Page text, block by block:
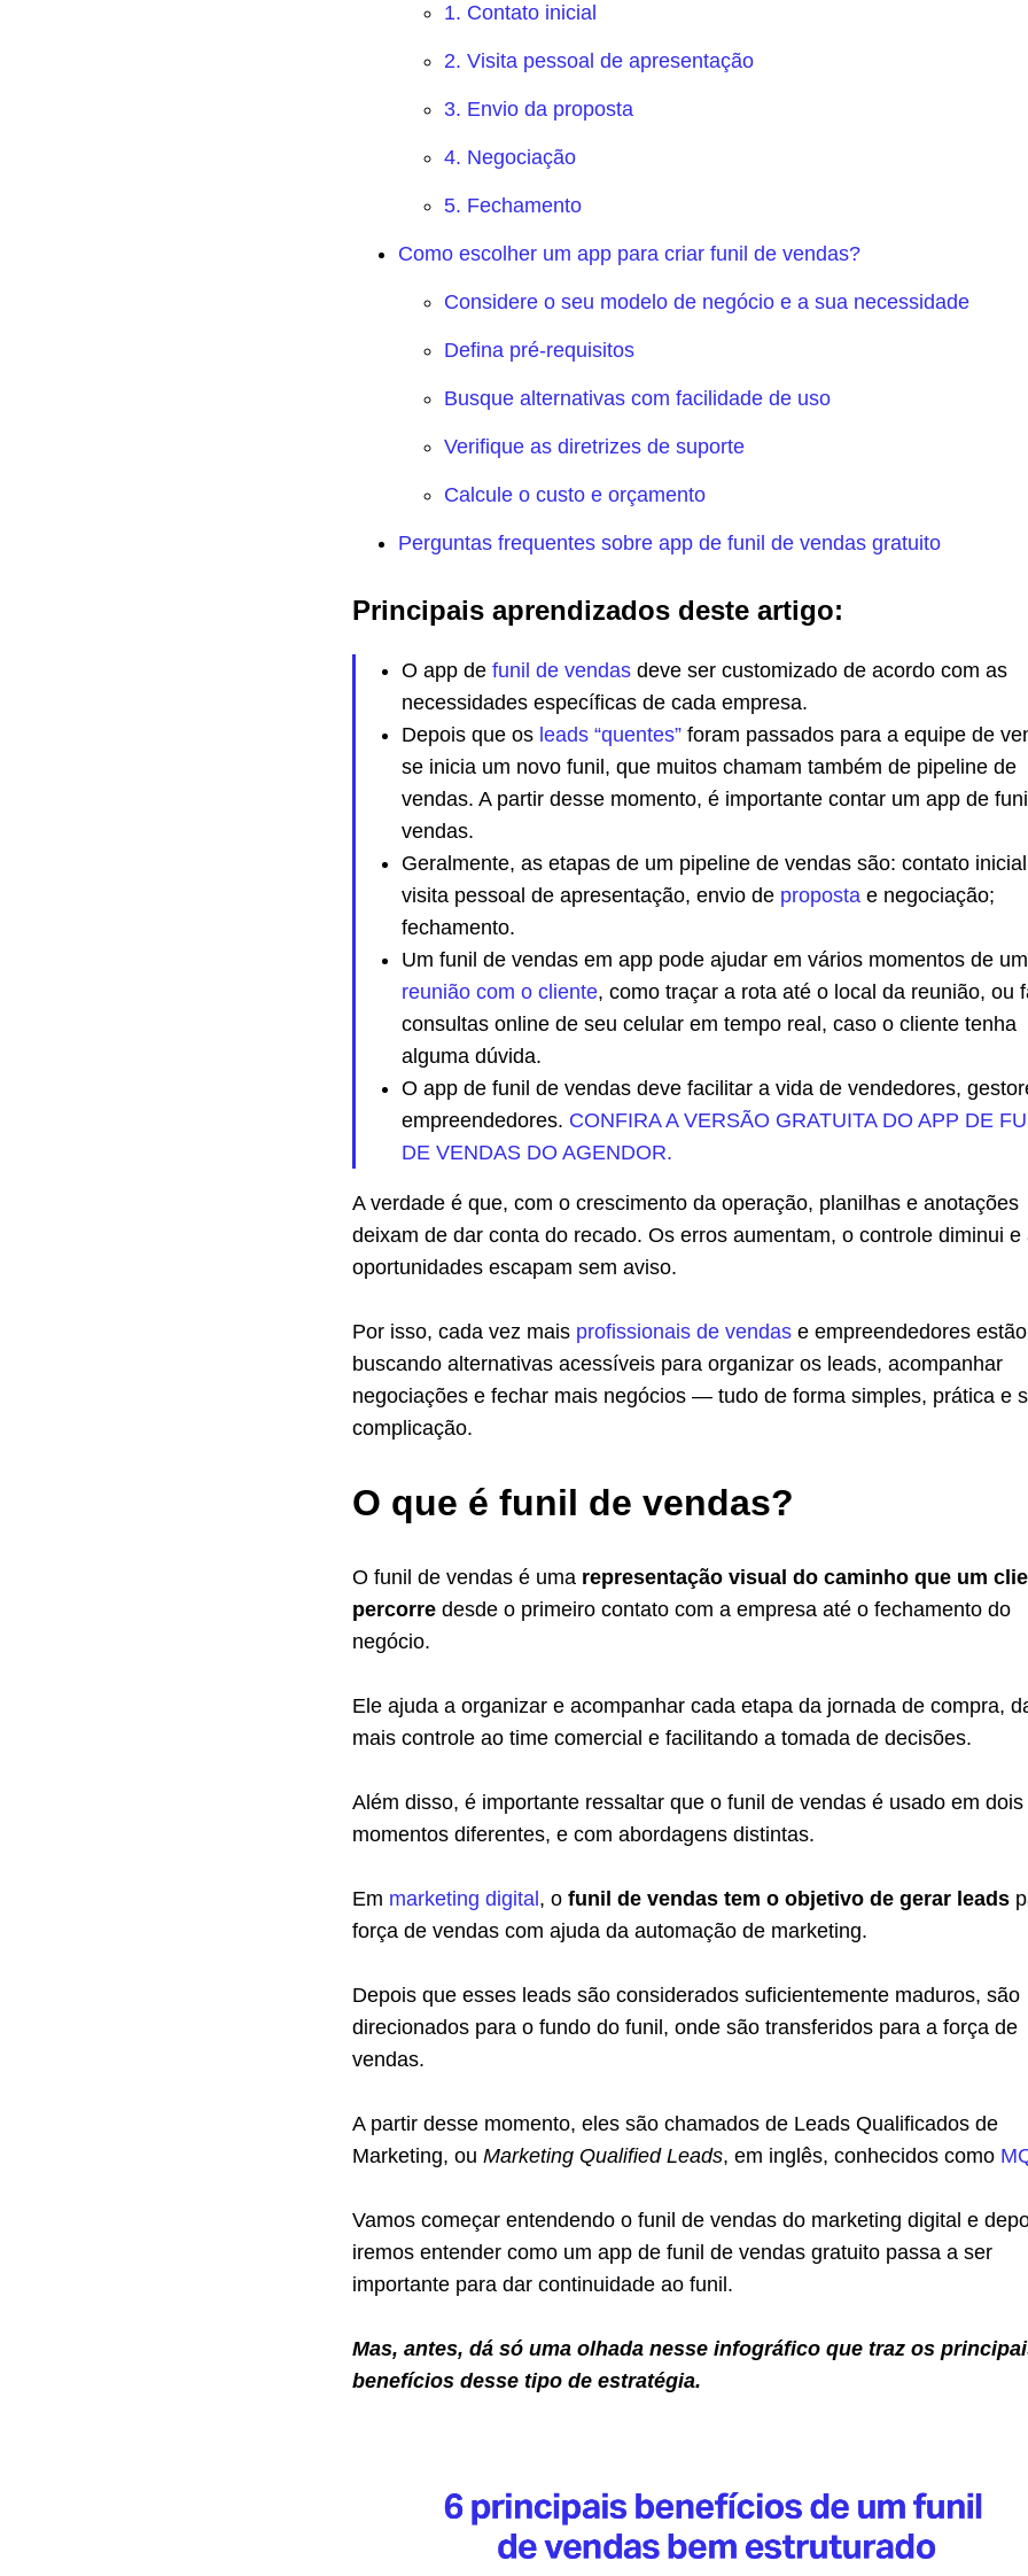
1. Contato inicial
2. Visita pessoal de apresentação
3. Envio da proposta
4. Negociação
5. Fechamento
Como escolher um app para criar funil de vendas?
Considere o seu modelo de negócio e a sua necessidade
Defina pré-requisitos
Busque alternativas com facilidade de uso
Verifique as diretrizes de suporte
Calcule o custo e orçamento
Perguntas frequentes sobre app de funil de vendas gratuito
Principais aprendizados deste artigo:
O app de funil de vendas deve ser customizado de acordo com as
necessidades específicas de cada empresa.
Depois que os leads “quentes” foram passados para a equipe de
se inicia um novo funil, que muitos chamam também de pipeline de
vendas. A partir desse momento, é importante contar um app de
vendas.
Geralmente, as etapas de um pipeline de vendas são: contato
visita pessoal de apresentação, envio de proposta e negociação;
fechamento.
Um funil de vendas em app pode ajudar em vários momentos de
reunião com o cliente, como traçar a rota até o local da reunião, ou
consultas online de seu celular em tempo real, caso o cliente tenha
alguma dúvida.
O app de funil de vendas deve facilitar a vida de vendedores,
empreendedores. CONFIRA A VERSÃO GRATUITA DO APP DE
DE VENDAS DO AGENDOR.
A verdade é que, com o crescimento da operação, planilhas e anotações
deixam de dar conta do recado. Os erros aumentam, o controle diminui e
oportunidades escapam sem aviso.
Por isso, cada vez mais profissionais de vendas e empreendedores estão
buscando alternativas acessíveis para organizar os leads, acompanhar
negociações e fechar mais negócios — tudo de forma simples, prática e
complicação.
O que é funil de vendas?
O funil de vendas é uma representação visual do caminho que um
percorre desde o primeiro contato com a empresa até o fechamento do
negócio.
Ele ajuda a organizar e acompanhar cada etapa da jornada de compra,
mais controle ao time comercial e facilitando a tomada de decisões.
Além disso, é importante ressaltar que o funil de vendas é usado em dois
momentos diferentes, e com abordagens distintas.
Em marketing digital , o funil de vendas tem o objetivo de gerar leads
força de vendas com ajuda da automação de marketing.
Depois que esses leads são considerados suficientemente maduros, são
direcionados para o fundo do funil, onde são transferidos para a força de
vendas.
A partir desse momento, eles são chamados de Leads Qualificados de
Marketing, ou Marketing Qualified Leads, em inglês, conhecidos como
Vamos começar entendendo o funil de vendas do marketing digital e
iremos entender como um app de funil de vendas gratuito passa a ser
importante para dar continuidade ao funil.
Mas, antes, dá só uma olhada nesse infográfico que traz os
benefícios desse tipo de estratégia.